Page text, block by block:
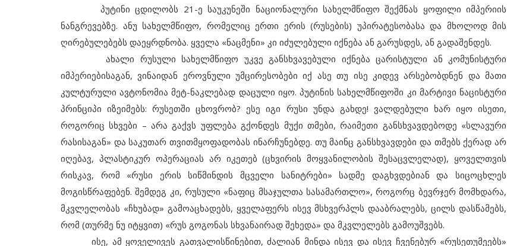
პუტინი ცდილობს 21-ე საუკუნეში ნაციონალური სახელმწიფო შექმნას ყოფილი იმპერიის
ნანგრევებზე. ანუ სახელმწიფო, რომელიც ერთი ერის (რუსების) უპირატესობასა და მხოლოდ მის
ღირებულებებს დაეყრდნობა. ყველა «ნაცმენი» კი იძულებული იქნება ან გარუსდეს, ან გადაშენდეს.
ახალი რუსული სახელმწიფო უკვე განსხვავებული იქნება ცარისტული ან კომუნისტური
იმპერიებისაგან, ვინაიდან ეროვნული უმცირესობები იქ ასე თუ ისე კიდევ არსებობდნენ და მათი
კულტურული ავტონომია მეტ-ნაკლებად დაცული იყო. პუტინის სახელმწიფოში კი მარტივი ნაცისტური
პრინციპი იზეიმებს: რუსეთში ცხოვრობ? ესე იგი რუსი უნდა გახდე! ვალდებული ხარ იყო ისეთი,
როგორიც სხვები – არა გაქვს უფლება გქონდეს მუქი თმები, რაიმეთი განსხვავდებოდე «სლავური
რასისაგან» და საკუთარ თვითმყოფადობას ინარჩუნებდე. თუ მაინც განსხვავდები და თმებს ქერად არ
იღებავ, პლასტიკურ ოპერაციას არ იკეთებ (ცხვირის მოყვანილობის შესაცვლელად), ყოველთვის
რისკავ, რომ «რუსი ერის სიწმინდის მცველი სანიტრები» სადმე დაგხვდებიან და სიცოცხლეს
მოგისწრაფებენ. შემდეგ კი, რუსული «ნაფიც მსაჯულთა სასამართლო», როგორც ბევრჯერ მომხდარა,
მკვლელობას «ჩხუბად» გამოაცხადებს, ყველაფერს ისევ მსხვერპლს დააბრალებს, ცილს დასწამებს,
რომ (თურმე ნუ იტყვით) «რუს გოგონას სხვანაირად შეხედა» და მკვლელებს გამოუშვებს.
ისე, ამ ყოველივეს გათვალისწინებით, ძალიან მინდა ისევ და ისევ ჩვენებურ «რუსეთუმეებს»
მიმდინარე მოვლენები
Вино и визы Дьявольские детали
дипломатии
11 სექტემბრის ტერაქტი ამერიკაში